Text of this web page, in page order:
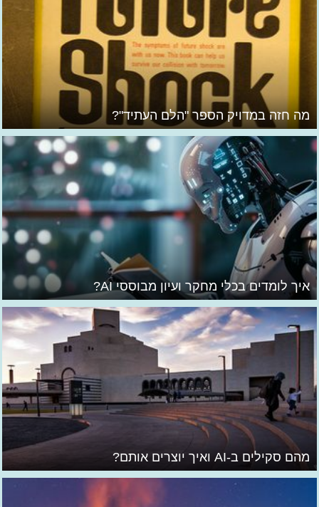
מה חזה במדויק הספר "הלם העתיד"?
איך לומדים בכלי מחקר ועיון מבוססי AI?
מהם סקילים ב-AI ואיך יוצרים אותם?